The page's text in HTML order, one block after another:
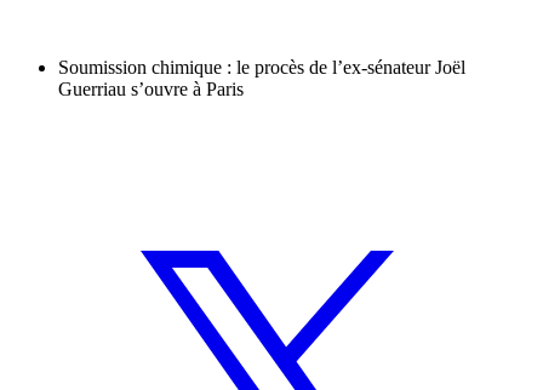
Soumission chimique : le procès de l’ex-sénateur Joël
Guerriau s’ouvre à Paris